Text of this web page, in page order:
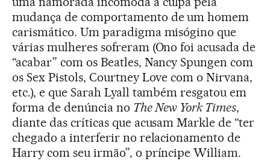
mudança de comportamento de um homem
carismático. Um paradigma misógino que
várias mulheres sofreram (Ono foi acusada de
“acabar” com os Beatles, Nancy Spungen com
os Sex Pistols, Courtney Love com o Nirvana,
etc.), e que Sarah Lyall também resgatou em
forma de denúncia no The New York Times,
diante das críticas que acusam Markle de “ter
chegado a interferir no relacionamento de
Harry com seu irmão”, o príncipe William.